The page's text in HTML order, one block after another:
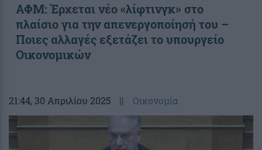
ΑΦΜ: Έρχεται νέο «λίφτινγκ» στο
πλαίσιο για την απενεργοποίησή του –
Ποιες αλλαγές εξετάζει το υπουργείο
Οικονομικών
21:44, 30 Απριλίου 2025 || Οικονομία